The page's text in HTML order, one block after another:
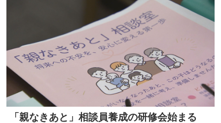
「親なきあと」相談員養成の研修会始まる